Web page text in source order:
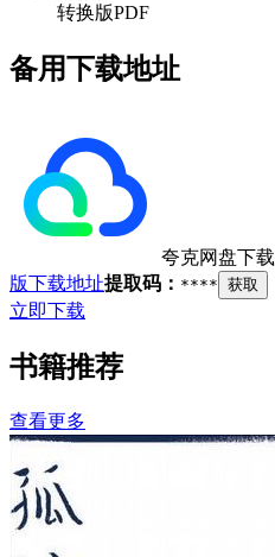
转换版PDF
备用下载地址
夸克网盘下载
版下载地址提取码： **** 获取
立即下载
书籍推荐
查看更多